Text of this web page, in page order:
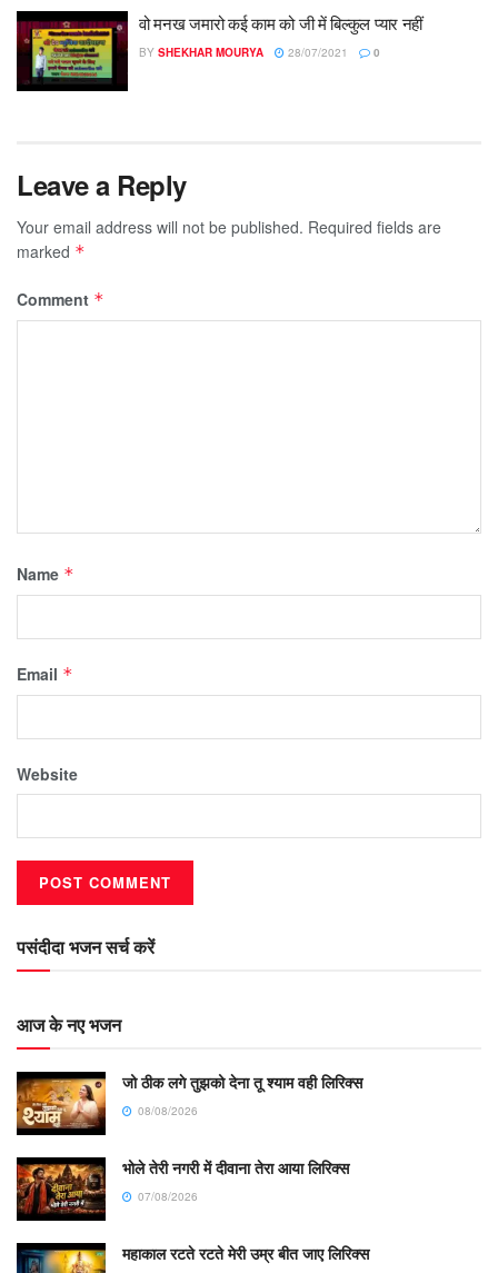
वो मनख जमारो कई काम को जी में बिल्कुल प्यार नहीं
BY SHEKHAR MOURYA 28/07/2021 0
Leave a Reply
Your email address will not be published. Required fields are
marked *
Comment *
Name *
Email *
Website
पसंदीदा भजन सर्च करें
आज के नए भजन
जो ठीक लगे तुझको देना तू श्याम वही लिरिक्स
08/08/2026
भोले तेरी नगरी में दीवाना तेरा आया लिरिक्स
07/08/2026
महाकाल रटते रटते मेरी उम्र बीत जाए लिरिक्स